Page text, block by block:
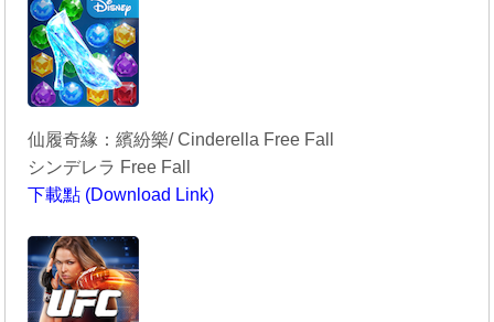
仙履奇緣：繽紛樂/ Cinderella Free Fall
シンデレラ Free Fall
下載點 (Download Link)